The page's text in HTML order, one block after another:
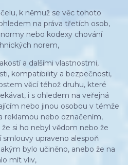
k němuž se věc tohoto
na práva třetích osob,
nebo kodexy chování
norem,
a dalšími vlastnostmi,
kompatibility a bezpečnosti,
věcí téhož druhu, které
i s ohledem na veřejná
nebo jinou osobou v témže
reklamou nebo označením,
si ho nebyl vědom nebo že
upraveno alespoň
bylo učiněno, anebo že na
mít vliv,